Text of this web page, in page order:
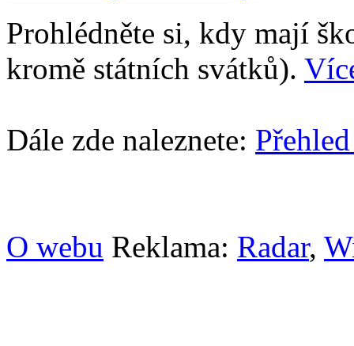
Prohlédněte si, kdy mají
kromě státních svátků).
Dále zde naleznete:
O webu Reklama: Radar,